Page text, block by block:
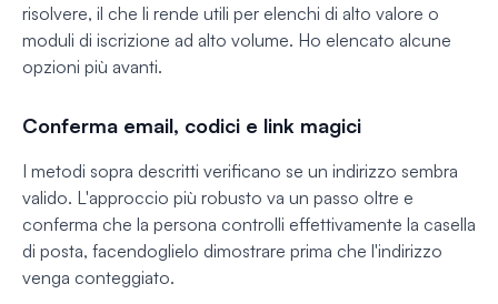
risolvere, il che li rende utili per elenchi di alto valore o
moduli di iscrizione ad alto volume. Ho elencato alcune
opzioni più avanti.
Conferma email, codici e link magici
I metodi sopra descritti verificano se un indirizzo sembra
valido. L'approccio più robusto va un passo oltre e
conferma che la persona controlli effettivamente la casella
di posta, facendoglielo dimostrare prima che l'indirizzo
venga conteggiato.